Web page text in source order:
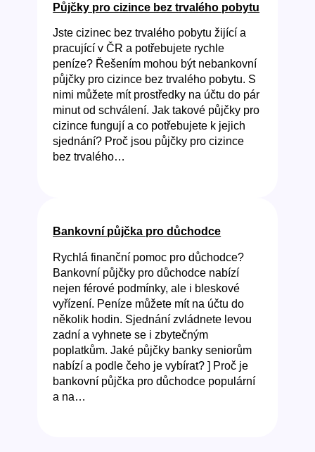
Půjčky pro cizince bez trvalého pobytu
Jste cizinec bez trvalého pobytu žijící a
pracující v ČR a potřebujete rychle
peníze? Řešením mohou být nebankovní
půjčky pro cizince bez trvalého pobytu. S
nimi můžete mít prostředky na účtu do pár
minut od schválení. Jak takové půjčky pro
cizince fungují a co potřebujete k jejich
sjednání? Proč jsou půjčky pro cizince
bez trvalého…
Bankovní půjčka pro důchodce
Rychlá finanční pomoc pro důchodce?
Bankovní půjčky pro důchodce nabízí
nejen férové podmínky, ale i bleskové
vyřízení. Peníze můžete mít na účtu do
několik hodin. Sjednání zvládnete levou
zadní a vyhnete se i zbytečným
poplatkům. Jaké půjčky banky seniorům
nabízí a podle čeho je vybírat? ] Proč je
bankovní půjčka pro důchodce populární
a na…